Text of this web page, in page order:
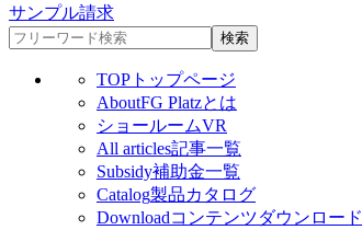
サンプル請求
TOP トップページ
AboutFG Platzとは
ショールームVR
All articles記事一覧
Subsidy補助金一覧
Catalog製品カタログ
Downloadコンテンツダウンロード